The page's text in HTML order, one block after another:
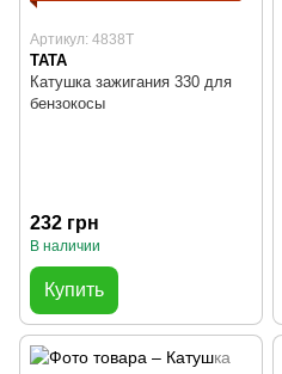
Артикул: 4838T
TATA
Катушка зажигания 330 для
бензокосы
232 грн
В наличии
Купить